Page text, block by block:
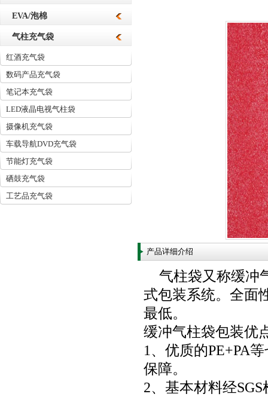
EVA/泡棉
气柱充气袋
红酒充气袋
数码产品充气袋
笔记本充气袋
LED液晶电视气柱袋
摄像机充气袋
车载导航DVD充气袋
节能灯充气袋
硒鼓充气袋
工艺品充气袋
产品详细介绍
气柱袋又称缓冲
式包装系统。全面
最低。
缓冲气柱袋包装优
1、优质的PE+PA
保障。
2、基本材料经